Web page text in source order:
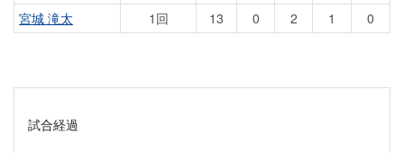
宮城 滝太
1回 13 0 2 1 0
試合経過